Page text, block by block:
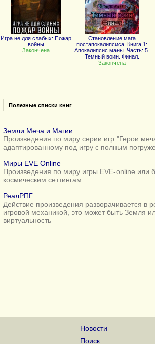
Игра не для слабых: Пожар
войны
Закончена
Становление мага
постапокалипсиса. Книга 1:
Апокалипсис маны. Часть: 5.
Темный воин. Финал.
Закончена
Полезные списки книг
Земли Меча и Магии
Произведения по миру серии игр "Герои
адаптированному под игру с полным
Миры EVE Online
Произведения по миру игры EVE-online или
космическим сеттингам
РеалРПГ
Действие произведения разворачивается в
игровой механикой, это может быть Земля
виртуальность
Новости
Поиск